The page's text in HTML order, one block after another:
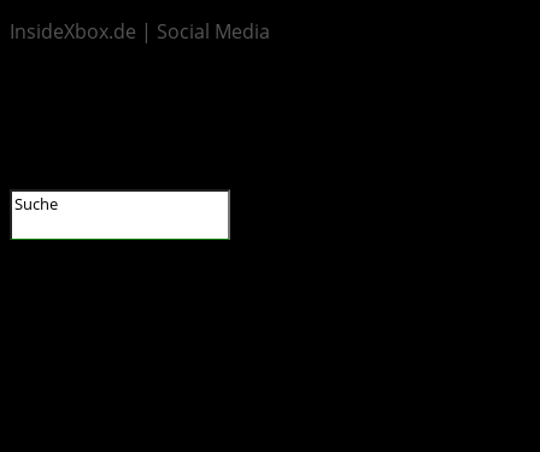
InsideXbox.de | Social Media